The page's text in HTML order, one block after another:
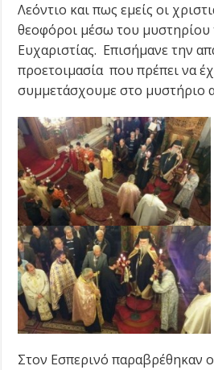
Λεόντιο και πως εμείς οι
θεοφόροι μέσω του μυστηρίου
Ευχαριστίας. Επισήμανε την
προετοιμασία που πρέπει να
συμμετάσχουμε στο μυστήριο
Στον Εσπερινό παραβρέθηκαν